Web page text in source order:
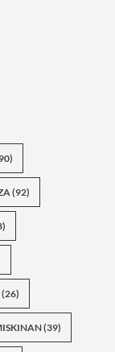
(92)
(26)
(39)